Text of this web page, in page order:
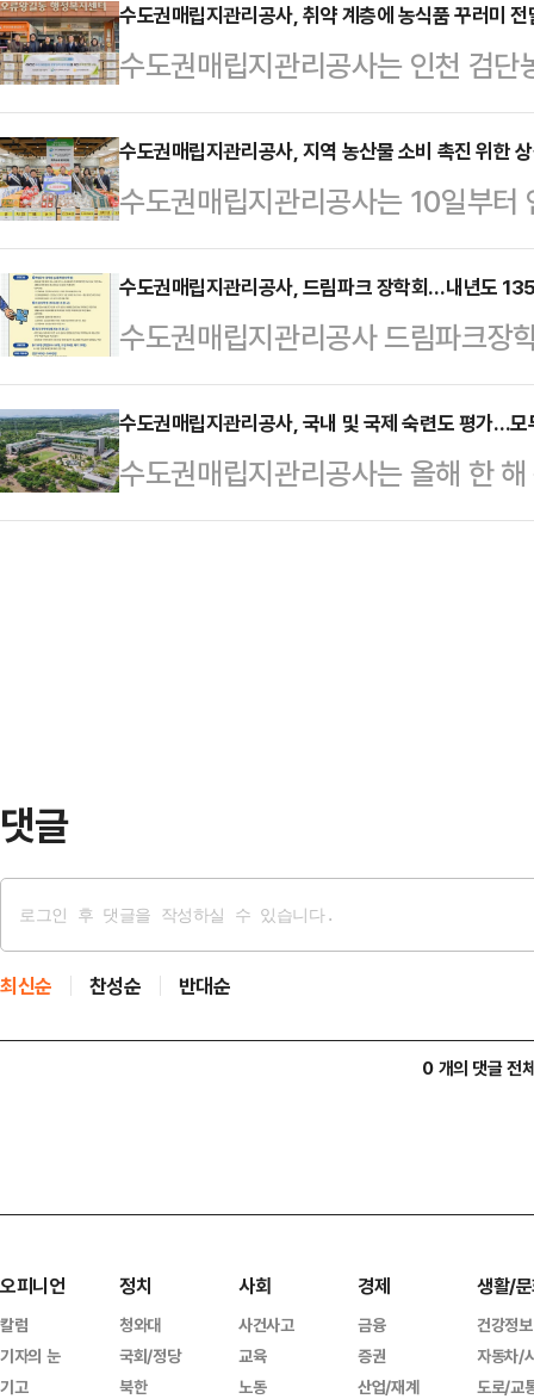
선정됐다고 25일 밝혔다.재난대응
법’에 따라 중앙부처, 지방자치단
는 범국가적 재난대응 훈련이다.이
‘2025년 국가핵심기반 재난관리
터 7년 연속 최고 등급을 달성, 최
핵심기반 재난관리평가는 국가핵…
수도권매립지관리공사, 취약 계층에 농식품 꾸러미 전
수도권매립지관리공사는 인천 검
꾸러미 지원사업’을 추진했다고 17
복사회 구현’ 기조와 취약계층 보
추진된 프로젝트다.공사는 상생협
활용해 수도권매립지 영향권 지역
원했다.이번에 지원된 농식품 꾸러
가공한 품목으로 지역 경제 활성화
송병억 수도궈내립지관리공사 사
수도권매립지관리공사, 지역 농산물 소비 촉진 위한
수도권매립지관리공사는 10일부터
산물 상생마케팅 할인전’을 진행하
농가의 소득 증대와 지역경제 활성
기존 가격으로 납품하고 할인된 금
영된다. 이를 통해 주민들은 더욱
다.행사 장소는 영향권 주민의 접근
려해 선정했다.이번 행사는 쌀, 배,
함한 총 9개 품목을…
수도권매립지관리공사, 드림파크 장학회…내년도
수도권매립지관리공사 드림파크
드림파크 장학회 장학생’ 을 모집
는 총 135명, 지급 예정 장학금은
기 장학생 분야로 나눠 선발한다.중
정의 학생 중 학업 성취도와 바른
수도권매립지관리공사, 국내 및 국제 숙련도 평가…모
수도권매립지관리공사는 올해 한
경과학원 및 미국 환경자원학회
댓글
최신순 찬성순 반대순
0 개의 댓글 전
오피니언
칼럼
기자의 눈
기고
정치
청와대
국회/정당
북한
사회
사건사고
교육
노동
경제
금융
증권
산업/재계
생활/
건강정보
자동차/
도로/교